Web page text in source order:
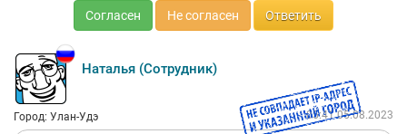
Согласен Не согласен Ответить
Наталья (Сотрудник)
Город: Улан-Удэ 05:41 05.08.2023